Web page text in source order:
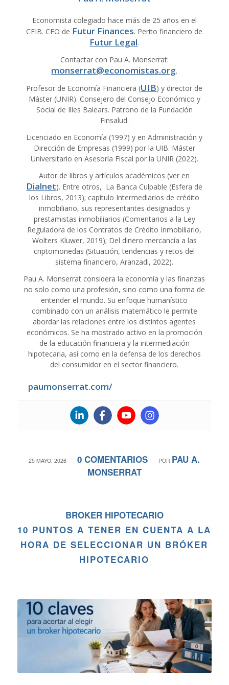
Economista colegiado hace más de 25 años en el
CEIB. CEO de Futur Finances. Perito financiero de
Futur Legal.
Contactar con Pau A. Monserrat:
monserrat@economistas.org.
Profesor de Economía Financiera (UIB) y director de
Máster (UNIR). Consejero del Consejo Económico y
Social de Illes Balears. Patrono de la Fundación
Finsalud.
Licenciado en Economía (1997) y en Administración y
Dirección de Empresas (1999) por la UIB. Máster
Universitario en Asesoría Fiscal por la UNIR (2022).
Autor de libros y artículos académicos (ver en
Dialnet). Entre otros, La Banca Culpable (Esfera de
los Libros, 2013); capítulo Intermediarios de crédito
inmobiliario, sus representantes designados y
prestamistas inmobiliarios (Comentarios a la Ley
Reguladora de los Contratos de Crédito Inmobiliario,
Wolters Kluwer, 2019); Del dinero mercancía a las
criptomonedas (Situación, tendencias y retos del
sistema financiero, Aranzadi, 2022).
Pau A. Monserrat considera la economía y las finanzas
no solo como una profesión, sino como una forma de
entender el mundo. Su enfoque humanístico
combinado con un análisis matemático le permite
abordar las relaciones entre los distintos agentes
económicos. Se ha mostrado activo en la promoción
de la educación financiera y la intermediación
hipotecaria, así como en la defensa de los derechos
del consumidor en el sector financiero.
paumonserrat.com/
25 MAYO, 2026
/ 0 COMENTARIOS
/ POR PAU A.
MONSERRAT
BROKER HIPOTECARIO
10 PUNTOS A TENER EN CUENTA A LA
HORA DE SELECCIONAR UN BRÓKER
HIPOTECARIO